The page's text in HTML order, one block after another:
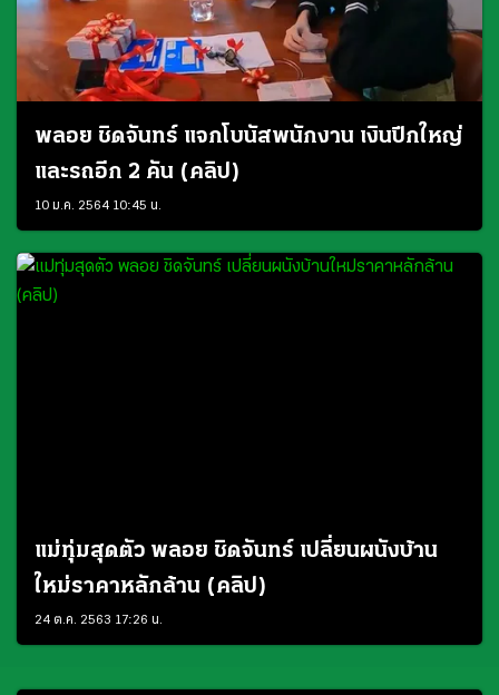
พลอย ชิดจันทร์ แจกโบนัสพนักงาน เงินปึกใหญ่
และรถอีก 2 คัน (คลิป)
10 ม.ค. 2564 10:45 น.
แม่ทุ่มสุดตัว พลอย ชิดจันทร์ เปลี่ยนผนังบ้าน
ใหม่ราคาหลักล้าน (คลิป)
24 ต.ค. 2563 17:26 น.